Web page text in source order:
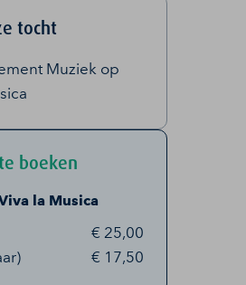
tocht
Muziek op
boeken
la Musica
€ 25,00
€ 17,50